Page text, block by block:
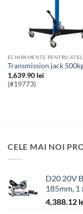
Transmission jack
1,639.90 lei
(#19773)
CELE MAI NOI
D20 20V
185mm, 1
4,388.12